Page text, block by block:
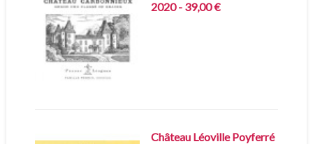
2020 - 39,00 €
Château Léoville Poyferré